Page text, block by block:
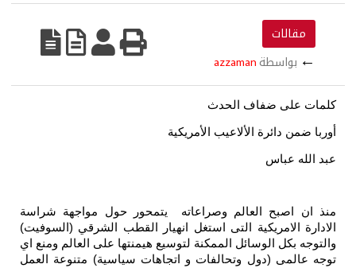
مقالات
← بواسطة azzaman
كلمات على ضفاف الحدث
أوربا ضمن دائرة الألاعيب الأمريكية
عبد الله عباس
منذ ان اصبح العالم وصراعاته يتمحور حول مواجهة شراسة
الادارة الامريكية التى استغل انهيار القطب الشرقي (السوفيت)
والتوجه بكل الوسائل الممكنة لتوسيع هيمنتها على العالم ومنع اي
توجه عالمى (دول وتحالفات و اتجاهات سياسية) متنوعة العمل